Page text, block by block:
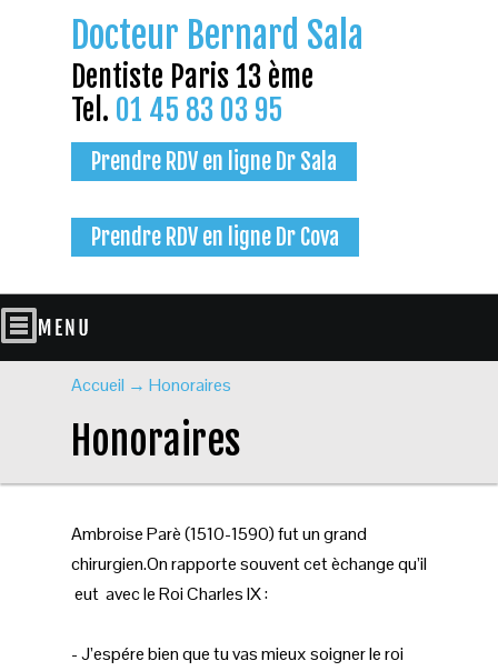
Docteur Bernard Sala
Dentiste Paris 13 ème
Tel. 01 45 83 03 95
Prendre RDV en ligne Dr Sala
Prendre RDV en ligne Dr Cova
Accueil → Honoraires
Honoraires
Ambroise Parè (1510-1590) fut un grand
chirurgien.On rapporte souvent cet èchange qu’il
eut avec le Roi Charles IX :
- J’espére bien que tu vas mieux soigner le roi